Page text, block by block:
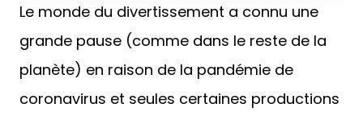
Le monde du divertissement a connu une
grande pause (comme dans le reste de la
planète) en raison de la pandémie de
coronavirus et seules certaines productions